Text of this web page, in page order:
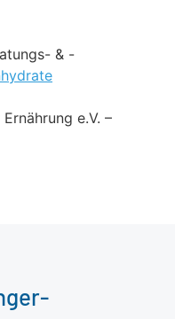
& -
e.V. –